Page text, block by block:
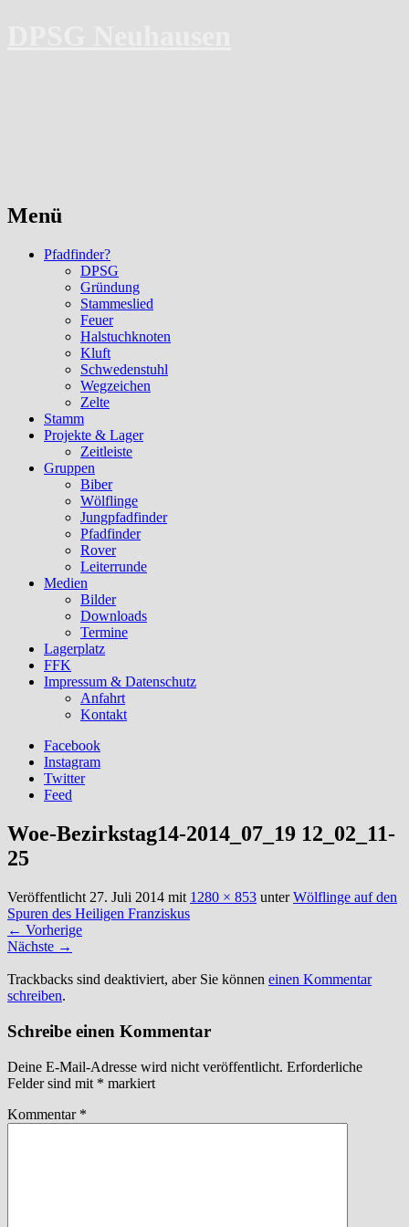
Menü
Zum
Pfadfinder?
DPSG
Gründung
Stammeslied
Feuer
Halstuchknoten
Kluft
Schwedenstuhl
Wegzeichen
Zelte
Stamm
Projekte & Lager
Zeitleiste
Gruppen
Biber
Wölflinge
Jungpfadfinder
Pfadfinder
Rover
Leiterrunde
Medien
Bilder
Downloads
Termine
Lagerplatz
FFK
Impressum & Datenschutz
Anfahrt
Kontakt
Facebook
Instagram
Twitter
Feed
Woe-Bezirkstag14-2014_07_19 12_02_11-
25
Veröffentlicht 27. Juli 2014 mit 1280 × 853 unterWölflinge auf den
Spuren des Heiligen Franziskus
← Vorherige
Nächste →
Trackbacks sind deaktiviert, aber Sie können einen Kommentar
schreiben.
Schreibe einen Kommentar
Deine E-Mail-Adresse wird nicht veröffentlicht. Erforderliche
Felder sind mit * markiert
Kommentar *